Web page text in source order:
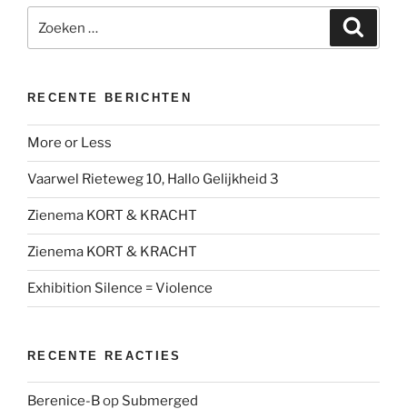
naar:
RECENTE BERICHTEN
More or Less
Vaarwel Rieteweg 10, Hallo Gelijkheid 3
Zienema KORT & KRACHT
Zienema KORT & KRACHT
Exhibition Silence = Violence
RECENTE REACTIES
Berenice-Bop Submerged